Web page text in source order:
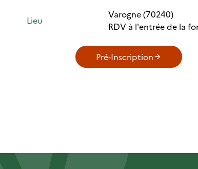
Lieu
Varogne (70240)
RDV à l'entrée de la
Pré-Inscription